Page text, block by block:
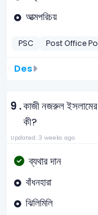
আত্মপরিচয়
PSC Post Office
Des
9 .কাজী নজরুল
কী?
Updated: 3 weeks ago
ব্যথার দান
বাঁধনহারা
ঝিলিমিলি